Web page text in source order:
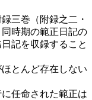
三巻（附録之二・
時期の範正日記の
記を収録すること
とんど存在しない
任命された範正は